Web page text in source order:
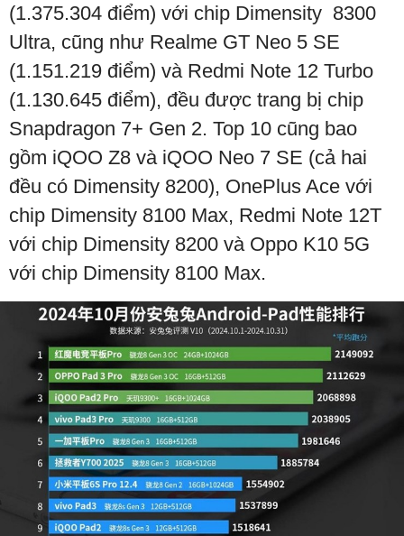
(1.375.304 điểm) với chip Dimensity 8300
Ultra, cũng như Realme GT Neo 5 SE
(1.151.219 điểm) và Redmi Note 12 Turbo
(1.130.645 điểm), đều được trang bị chip
Snapdragon 7+ Gen 2. Top 10 cũng bao
gồm iQOO Z8 và iQOO Neo 7 SE (cả hai
đều có Dimensity 8200), OnePlus Ace với
chip Dimensity 8100 Max, Redmi Note 12T
với chip Dimensity 8200 và Oppo K10 5G
với chip Dimensity 8100 Max.